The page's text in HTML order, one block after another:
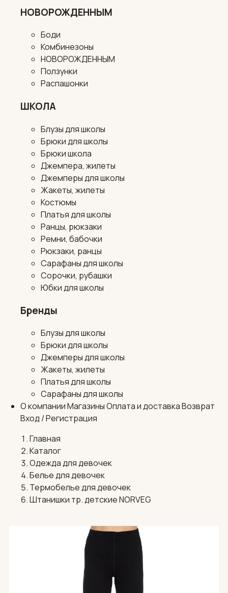
НОВОРОЖДЕННЫМ
Боди
Комбинезоны
НОВОРОЖДЕННЫМ
Ползунки
Распашонки
ШКОЛА
Блузы для школы
Брюки для школы
Брюки школа
Джемпера, жилеты
Джемперы для школы
Жакеты, жилеты
Костюмы
Платья для школы
Ранцы, рюкзаки
Ремни, бабочки
Рюкзаки, ранцы
Сарафаны для школы
Сорочки, рубашки
Юбки для школы
Бренды
Блузы для школы
Брюки для школы
Джемперы для школы
Жакеты, жилеты
Платья для школы
Сарафаны для школы
О компанииМагазиныОплата и доставкаВозврат
Вход / Регистрация
Главная
Каталог
Одежда для девочек
Белье для девочек
Термобелье для девочек
Штанишки тр. детские NORVEG